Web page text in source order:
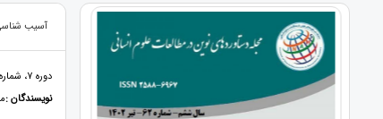
آسیب
دوره 7، شماره 75، مرداد 1403، صفحات 1 - 32
نویسندگان :